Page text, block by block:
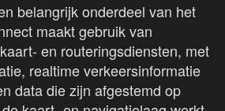
belangrijk onderdeel van het
maakt gebruik van
en routeringsdiensten, met
realtime verkeersinformatie
data die zijn afgestemd op